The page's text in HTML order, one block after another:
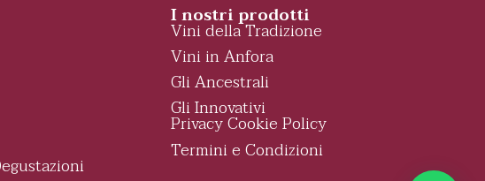
I nostri prodotti
Vini della Tradizione
Vini in Anfora
Gli Ancestrali
Gli Innovativi
Privacy Cookie Policy
Termini e Condizioni